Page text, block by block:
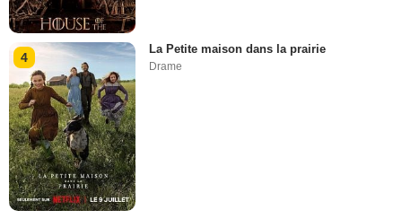
4
La Petite maison dans la prairie
Drame